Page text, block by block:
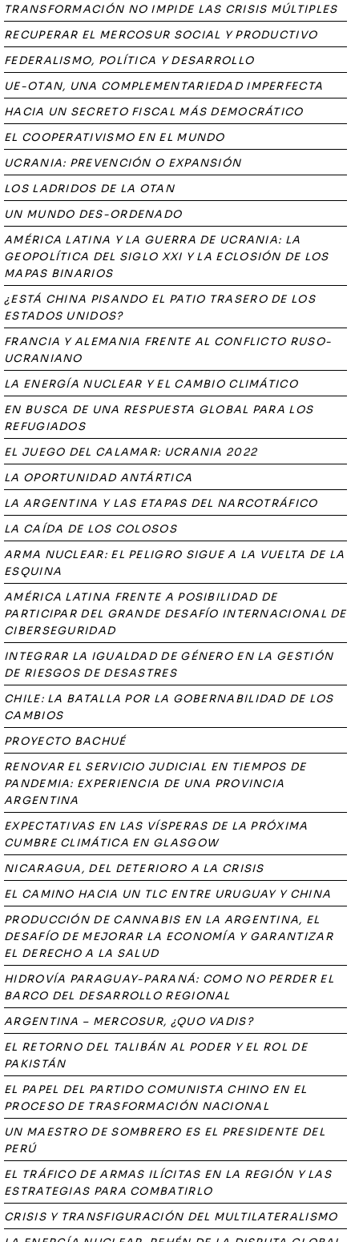
TRANSFORMACIÓN NO IMPIDE LAS CRISIS MÚLTIPLES
RECUPERAR EL MERCOSUR SOCIAL Y PRODUCTIVO
FEDERALISMO, POLÍTICA Y DESARROLLO
UE-OTAN, UNA COMPLEMENTARIEDAD IMPERFECTA
HACIA UN SECRETO FISCAL MÁS DEMOCRÁTICO
EL COOPERATIVISMO EN EL MUNDO
UCRANIA: PREVENCIÓN O EXPANSIÓN
LOS LADRIDOS DE LA OTAN
UN MUNDO DES-ORDENADO
AMÉRICA LATINA Y LA GUERRA DE UCRANIA: LA
GEOPOLÍTICA DEL SIGLO XXI Y LA ECLOSIÓN DE LOS
MAPAS BINARIOS
¿ESTÁ CHINA PISANDO EL PATIO TRASERO DE LOS
ESTADOS UNIDOS?
FRANCIA Y ALEMANIA FRENTE AL CONFLICTO RUSO-
UCRANIANO
LA ENERGÍA NUCLEAR Y EL CAMBIO CLIMÁTICO
EN BUSCA DE UNA RESPUESTA GLOBAL PARA LOS
REFUGIADOS
EL JUEGO DEL CALAMAR: UCRANIA 2022
LA OPORTUNIDAD ANTÁRTICA
LA ARGENTINA Y LAS ETAPAS DEL NARCOTRÁFICO
LA CAÍDA DE LOS COLOSOS
ARMA NUCLEAR: EL PELIGRO SIGUE A LA VUELTA DE LA
ESQUINA
AMÉRICA LATINA FRENTE A POSIBILIDAD DE
PARTICIPAR DEL GRANDE DESAFÍO INTERNACIONAL DE
CIBERSEGURIDAD
INTEGRAR LA IGUALDAD DE GÉNERO EN LA GESTIÓN
DE RIESGOS DE DESASTRES
CHILE: LA BATALLA POR LA GOBERNABILIDAD DE LOS
CAMBIOS
PROYECTO BACHUÉ
RENOVAR EL SERVICIO JUDICIAL EN TIEMPOS DE
PANDEMIA: EXPERIENCIA DE UNA PROVINCIA
ARGENTINA
EXPECTATIVAS EN LAS VÍSPERAS DE LA PRÓXIMA
CUMBRE CLIMÁTICA EN GLASGOW
NICARAGUA, DEL DETERIORO A LA CRISIS
EL CAMINO HACIA UN TLC ENTRE URUGUAY Y CHINA
PRODUCCIÓN DE CANNABIS EN LA ARGENTINA, EL
DESAFÍO DE MEJORAR LA ECONOMÍA Y GARANTIZAR
EL DERECHO A LA SALUD
HIDROVÍA PARAGUAY-PARANÁ: COMO NO PERDER EL
BARCO DEL DESARROLLO REGIONAL
ARGENTINA – MERCOSUR, ¿QUO VADIS?
EL RETORNO DEL TALIBÁN AL PODER Y EL ROL DE
PAKISTÁN
EL PAPEL DEL PARTIDO COMUNISTA CHINO EN EL
PROCESO DE TRASFORMACIÓN NACIONAL
UN MAESTRO DE SOMBRERO ES EL PRESIDENTE DEL
PERÚ
EL TRÁFICO DE ARMAS ILÍCITAS EN LA REGIÓN Y LAS
ESTRATEGIAS PARA COMBATIRLO
CRISIS Y TRANSFIGURACIÓN DEL MULTILATERALISMO